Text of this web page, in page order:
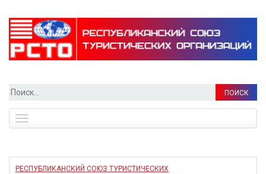
Найти:
navigation
РЕСПУБЛИКАНСКИЙ СОЮЗ ТУРИСТИЧЕСКИХ